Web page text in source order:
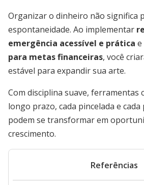
Organizar o dinheiro não significa
espontaneidade. Ao implementar
emergência acessível e prática e
para metas financeiras, você
estável para expandir sua arte.
Com disciplina suave, ferramentas
longo prazo, cada pincelada e
podem se transformar em
crescimento.
Referências